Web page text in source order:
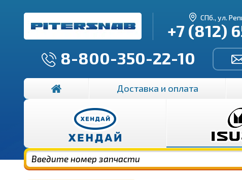
СПб., ул.
+7 (812)
8-800-350-22-10
Доставка и оплата